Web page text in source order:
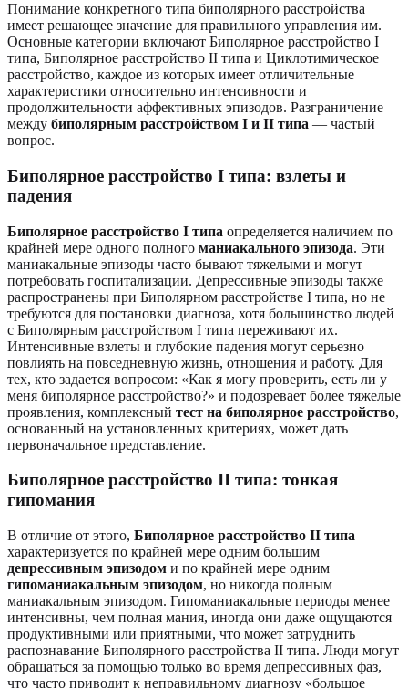
Понимание конкретного типа биполярного расстройства
имеет решающее значение для правильного управления им.
Основные категории включают Биполярное расстройство I
типа, Биполярное расстройство II типа и Циклотимическое
расстройство, каждое из которых имеет отличительные
характеристики относительно интенсивности и
продолжительности аффективных эпизодов. Разграничение
между биполярным расстройством I и II типа — частый
вопрос.
Биполярное расстройство I типа: взлеты и
падения
Биполярное расстройство I типа определяется наличием по
крайней мере одного полного маниакального эпизода. Эти
маниакальные эпизоды часто бывают тяжелыми и могут
потребовать госпитализации. Депрессивные эпизоды также
распространены при Биполярном расстройстве I типа, но не
требуются для постановки диагноза, хотя большинство людей
с Биполярным расстройством I типа переживают их.
Интенсивные взлеты и глубокие падения могут серьезно
повлиять на повседневную жизнь, отношения и работу. Для
тех, кто задается вопросом: «Как я могу проверить, есть ли у
меня биполярное расстройство?» и подозревает более тяжелые
проявления, комплексный тест на биполярное расстройство,
основанный на установленных критериях, может дать
первоначальное представление.
Биполярное расстройство II типа: тонкая
гипомания
В отличие от этого, Биполярное расстройство II типа
характеризуется по крайней мере одним большим
депрессивным эпизодом и по крайней мере одним
гипоманиакальным эпизодом, но никогда полным
маниакальным эпизодом. Гипоманиакальные периоды менее
интенсивны, чем полная мания, иногда они даже ощущаются
продуктивными или приятными, что может затруднить
распознавание Биполярного расстройства II типа. Люди могут
обращаться за помощью только во время депрессивных фаз,
что часто приводит к неправильному диагнозу «большое